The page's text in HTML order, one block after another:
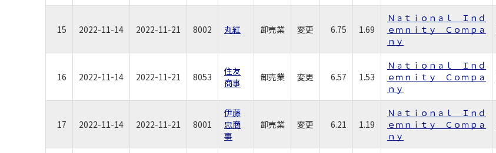
15 2022-11-14 2022-11-21 8002 丸紅 卸売業 変更 6.75 1.69
Ｎａｔｉｏｎａｌ Ｉｎｄ
ｅｍｎｉｔｙ Ｃｏｍｐａ
ｎｙ
16 2022-11-14 2022-11-21 8053
住友
商事
卸売業 変更 6.57 1.53
Ｎａｔｉｏｎａｌ Ｉｎｄ
ｅｍｎｉｔｙ Ｃｏｍｐａ
ｎｙ
17 2022-11-14 2022-11-21 8001
伊藤
忠商
事
卸売業 変更 6.21 1.19
Ｎａｔｉｏｎａｌ Ｉｎｄ
ｅｍｎｉｔｙ Ｃｏｍｐａ
ｎｙ